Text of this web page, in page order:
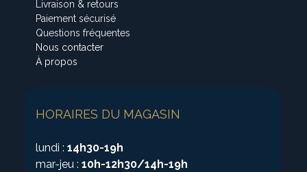
Livraison & retours
Paiement sécurisé
Questions fréquentes
Nous contacter
À propos
HORAIRES DU MAGASIN
lundi :14h30-19h
mar-jeu :10h-12h30/14h-19h